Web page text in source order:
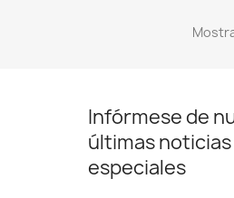
Infórmese de
últimas
especiales